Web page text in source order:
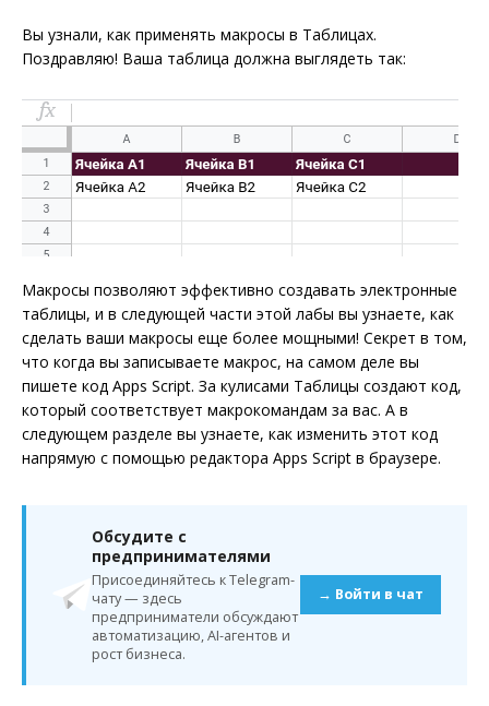
Вы узнали, как применять макросы в Таблицах.
Поздравляю! Ваша таблица должна выглядеть так:
Макросы позволяют эффективно создавать электронные
таблицы, и в следующей части этой лабы вы узнаете, как
сделать ваши макросы еще более мощными! Секрет в том,
что когда вы записываете макрос, на самом деле вы
пишете код Apps Script. За кулисами Таблицы создают код,
который соответствует макрокомандам за вас. А в
следующем разделе вы узнаете, как изменить этот код
напрямую с помощью редактора Apps Script в браузере.
Обсудите с
предпринимателями
Присоединяйтесь к Telegram-
чату — здесь
предприниматели обсуждают
автоматизацию, AI-агентов и
рост бизнеса.
→ Войти в чат